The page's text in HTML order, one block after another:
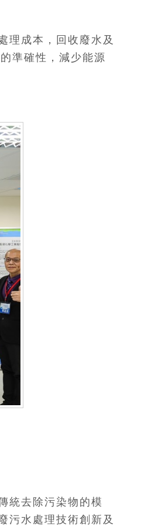
理成本，回收廢水及
準確性，減少能源
統去除污染物的模
污水處理技術創新及